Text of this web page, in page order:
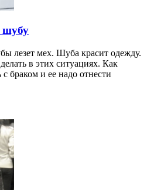
шубу
лезет мех. Шуба красит одежду.
в этих ситуациях. Как
браком и ее надо отнести